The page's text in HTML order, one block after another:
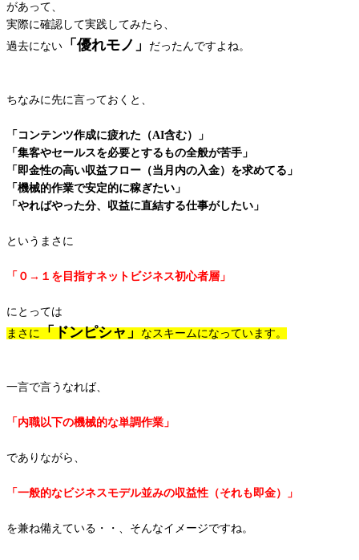
があって、
実際に確認して実践してみたら、
過去にない
「優れモノ」 だったんですよね。
ちなみに先に言っておくと、
「コンテンツ作成に疲れた（AI含む）」
「集客やセールスを必要とするもの全般が苦手」
「即金性の高い収益フロー（当月内の入金）を求めてる」
「機械的作業で安定的に稼ぎたい」
「やればやった分、収益に直結する仕事がしたい」
というまさに
「０→１を目指すネットビジネス初心者層」
にとっては
まさに「ドンピシャ」なスキームになっています。
一言で言うなれば、
「内職以下の機械的な単調作業」
でありながら、
「一般的なビジネスモデル並みの収益性（それも即金）」
を兼ね備えている・・、そんなイメージですね。